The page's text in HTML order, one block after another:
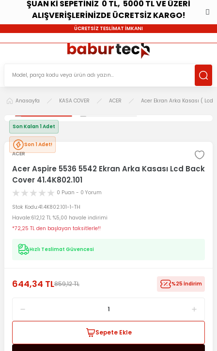
ŞUAN Kİ SEPETİNİZ 0 TL, 5000 TL VE ÜZERİ
ALIŞVERİŞLERİNİZDE ÜCRETSİZ KARGO!
ÜCRETSİZ TESLİMAT İMKANI
Anasayfa KASA COVER ACER Acer Ekran Arka Kasası ( Lcd
Son Kalan 1 Adet
Son 1 Adet!
ACER
Acer Aspire 5536 5542 Ekran Arka Kasası Lcd Back
Cover 41.4K802.101
0 Puan - 0 Yorum
Stok Kodu 41.4K802.101-1-TH
Havale 612,12 TL %5,00 havale indirimi
*72,25 TL den başlayan taksitlerle!!
Hızlı Teslimat Güvencesi
644,34 TL859,12 TL %25 İndirim
Sepete Ekle